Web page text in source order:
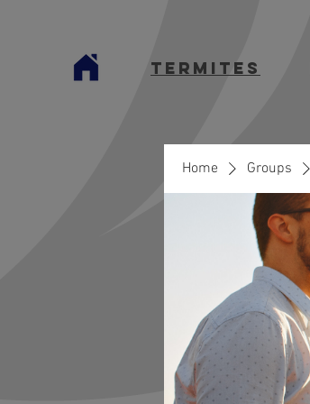
termites
Home Groups